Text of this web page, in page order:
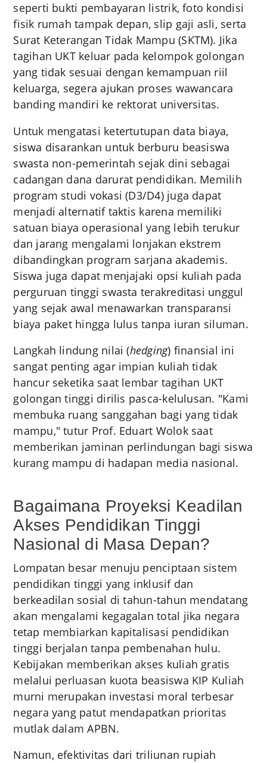
seperti bukti pembayaran listrik, foto kondisi
fisik rumah tampak depan, slip gaji asli, serta
Surat Keterangan Tidak Mampu (SKTM). Jika
tagihan UKT keluar pada kelompok golongan
yang tidak sesuai dengan kemampuan riil
keluarga, segera ajukan proses wawancara
banding mandiri ke rektorat universitas.
Untuk mengatasi ketertutupan data biaya,
siswa disarankan untuk berburu beasiswa
swasta non-pemerintah sejak dini sebagai
cadangan dana darurat pendidikan. Memilih
program studi vokasi (D3/D4) juga dapat
menjadi alternatif taktis karena memiliki
satuan biaya operasional yang lebih terukur
dan jarang mengalami lonjakan ekstrem
dibandingkan program sarjana akademis.
Siswa juga dapat menjajaki opsi kuliah pada
perguruan tinggi swasta terakreditasi unggul
yang sejak awal menawarkan transparansi
biaya paket hingga lulus tanpa iuran siluman.
Langkah lindung nilai (hedging) finansial ini
sangat penting agar impian kuliah tidak
hancur seketika saat lembar tagihan UKT
golongan tinggi dirilis pasca-kelulusan. "Kami
membuka ruang sanggahan bagi yang tidak
mampu," tutur Prof. Eduart Wolok saat
memberikan jaminan perlindungan bagi siswa
kurang mampu di hadapan media nasional.
Bagaimana Proyeksi Keadilan
Akses Pendidikan Tinggi
Nasional di Masa Depan?
Lompatan besar menuju penciptaan sistem
pendidikan tinggi yang inklusif dan
berkeadilan sosial di tahun-tahun mendatang
akan mengalami kegagalan total jika negara
tetap membiarkan kapitalisasi pendidikan
tinggi berjalan tanpa pembenahan hulu.
Kebijakan memberikan akses kuliah gratis
melalui perluasan kuota beasiswa KIP Kuliah
murni merupakan investasi moral terbesar
negara yang patut mendapatkan prioritas
mutlak dalam APBN.
Namun, efektivitas dari triliunan rupiah